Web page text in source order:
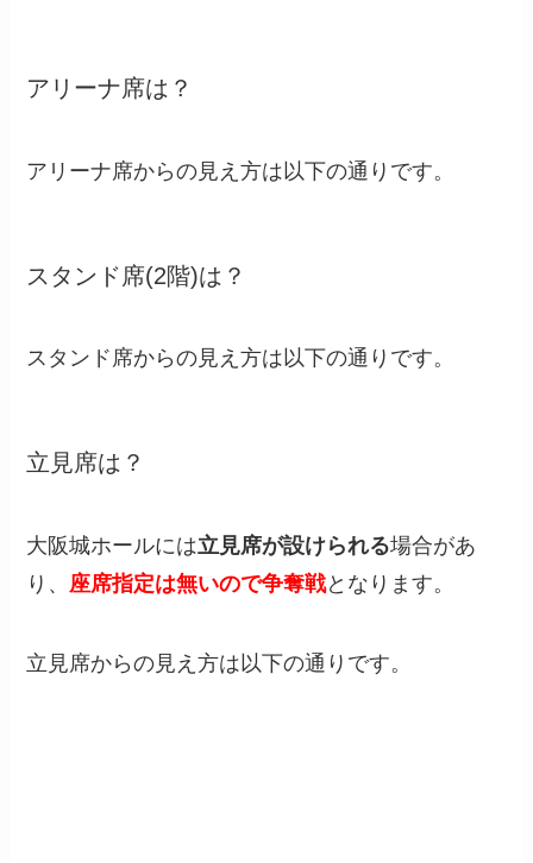
アリーナ席は？
アリーナ席からの見え方は以下の通りです。
スタンド席(2階)は？
スタンド席からの見え方は以下の通りです。
立見席は？
大阪城ホールには立見席が設けられる場合があ
り、 座席指定は無いので争奪戦となります。
立見席からの見え方は以下の通りです。